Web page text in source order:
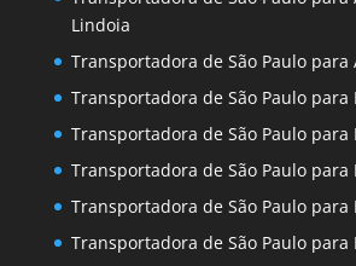
Lindoia
Transportadora de São Paulo para
Transportadora de São Paulo para
Transportadora de São Paulo para
Transportadora de São Paulo para
Transportadora de São Paulo para
Transportadora de São Paulo para